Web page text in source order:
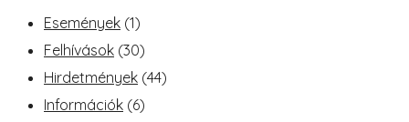
Események (1)
Felhívások (30)
Hirdetmények (44)
Információk (6)